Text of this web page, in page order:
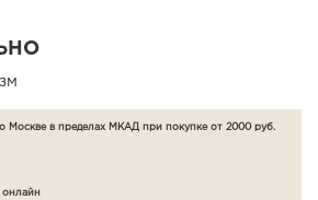
Москве в пределах МКАД при покупке от 2000 руб.
онлайн